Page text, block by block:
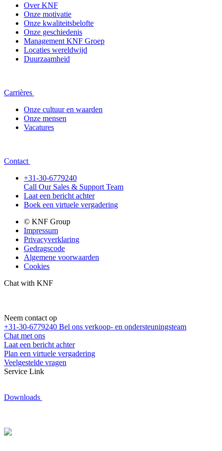
Over KNF
Onze motivatie
Onze kwaliteitsbelofte
Onze geschiedenis
Management KNF Groep
Locaties wereldwijd
Duurzaamheid
Carrières
Onze cultuur en waarden
Onze mensen
Vacatures
Contact
+31-30-6779240
Call Our Sales & Support Team
Laat een bericht achter
Boek een virtuele vergadering
© KNF Group
Impressum
Privacyverklaring
Gedragscode
Algemene voorwaarden
Cookies
Chat with KNF
Neem contact op
+31-30-6779240 Bel ons verkoop- en ondersteuningsteam
Chat met ons
Laat een bericht achter
Plan een virtuele vergadering
Veelgestelde vragen
Service Link
Downloads